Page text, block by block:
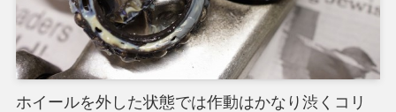
ホイールを外した状態では作動はかなり渋くコリ